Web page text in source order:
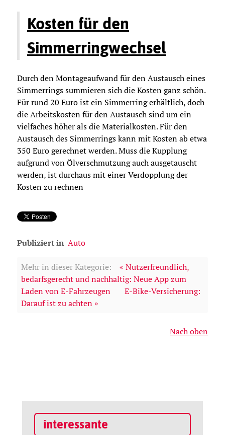
Kosten für den
Simmerringwechsel
Durch den Montageaufwand für den Austausch eines
Simmerrings summieren sich die Kosten ganz schön.
Für rund 20 Euro ist ein Simmerring erhältlich, doch
die Arbeitskosten für den Austausch sind um ein
vielfaches höher als die Materialkosten. Für den
Austausch des Simmerrings kann mit Kosten ab etwa
350 Euro gerechnet werden. Muss die Kupplung
aufgrund von Ölverschmutzung auch ausgetauscht
werden, ist durchaus mit einer Verdopplung der
Kosten zu rechnen
Publiziert in Auto
Mehr in dieser Kategorie:
« Nutzerfreundlich,
bedarfsgerecht und nachhaltig: Neue App zum
Laden von E-Fahrzeugen
E-Bike-Versicherung:
Darauf ist zu achten »
Nach oben
interessante